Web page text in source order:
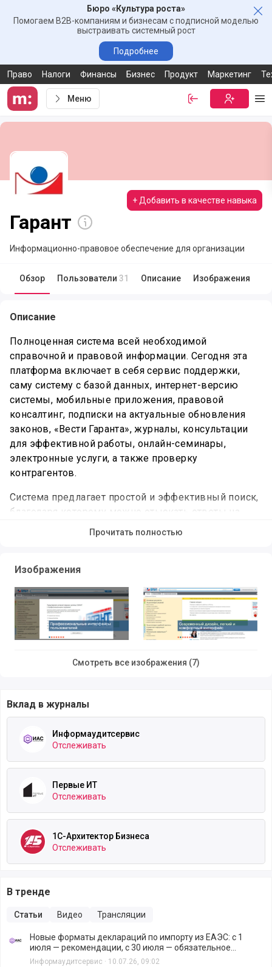
Бюро «Культура роста»
Помогаем B2B-компаниям и бизнесам с подписной моделью
выстраивать системный рост
Подробнее
Право Налоги Финансы Бизнес Продукт Маркетинг
Меню Войти
+ Добавить в качестве навыка
Гарант
Информационно-правовое обеспечение для организации
Обзор Пользователи 31 Описание Изображения
Описание
Полноценная система всей необходимой
справочной и правовой информации. Сегодня эта
платформа включает в себя сервис поддержки,
саму систему с базой данных, интернет-версию
системы, мобильные приложения, правовой
консалтинг, подписки на актуальные обновления
законов, «Вести Гаранта», журналы, консультации
для эффективной работы, онлайн-семинары,
электронные услуги, а также проверку
контрагентов.
Система предлагает простой и эффективный поиск,
благодаря которому можно отыскать ответы на
множество вопросов, при этом в приложениях
очень удобно переходить к нужной части кодексов
закладки для быстрого доступа к статьям. Ресурс
включает в себя огромную базу информации для
бухгалтеров, юристов, финансистов, аудиторов,
адвокатов, студентов.
Прочитать полностью
Изображения
Смотреть все изображения (7)
Вклад в журналы
Информаудитсервис
Отслеживать
Первые ИТ
Отслеживать
1С-Архитектор Бизнеса
Отслеживать
В тренде
Статьи Видео Трансляции
Новые форматы деклараций по импорту из ЕАЭС: с 1
июля — рекомендации, с 30 июля — обязательное
исполнение.
Информаудитсервис · 10.07.26, 09:02